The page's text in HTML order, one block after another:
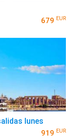
679 EUR
lunes
919 EUR